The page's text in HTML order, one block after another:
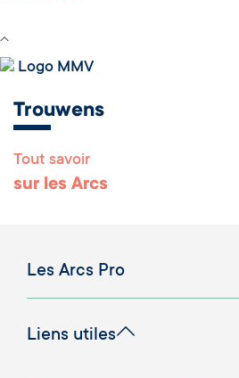
Logo MMV
Trouwens
Tout savoir
sur les Arcs
Les Arcs Pro
Liens utiles